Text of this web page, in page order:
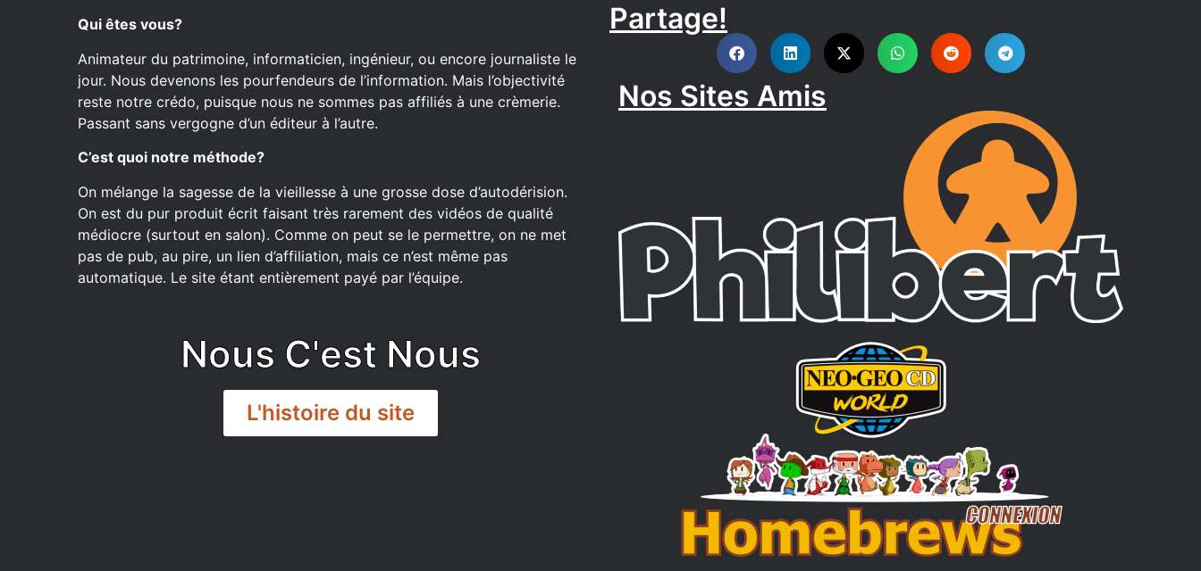
Qui êtes vous?
Animateur du patrimoine, informaticien, ingénieur, ou encore journaliste le
jour. Nous devenons les pourfendeurs de l’information. Mais l’objectivité
reste notre crédo, puisque nous ne sommes pas affiliés à une crèmerie.
Passant sans vergogne d’un éditeur à l’autre.
C’est quoi notre méthode?
On mélange la sagesse de la vieillesse à une grosse dose d’autodérision.
On est du pur produit écrit faisant très rarement des vidéos de qualité
médiocre (surtout en salon). Comme on peut se le permettre, on ne met
pas de pub, au pire, un lien d’affiliation, mais ce n’est même pas
automatique. Le site étant entièrement payé par l’équipe.
Nous C'est Nous
L'histoire du site
DISCORD
Partage!
Nos Sites Amis